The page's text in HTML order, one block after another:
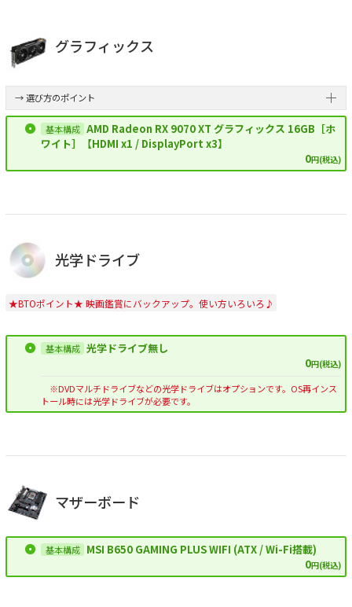
グラフィックス
→ 選び方のポイント
AMD Radeon RX 9070 XT グラフィックス 16GB［ホ
ワイト］【HDMI x1 / DisplayPort x3】
0円(税込)
光学ドライブ
★BTOポイント★ 映画鑑賞にバックアップ。使い方いろいろ♪
光学ドライブ無し
0円(税込)
※DVDマルチドライブなどの光学ドライブはオプションです。OS再インス
トール時には光学ドライブが必要です。
マザーボード
MSI B650 GAMING PLUS WIFI (ATX / Wi-Fi搭載)
0円(税込)